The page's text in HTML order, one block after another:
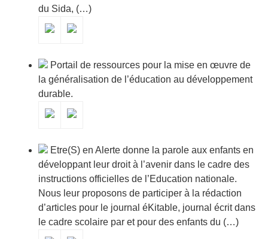
du Sida, (…)
Portail de ressources pour la mise en œuvre de
la généralisation de l’éducation au développement
durable.
Etre(S) en Alerte donne la parole aux enfants en
développant leur droit à l’avenir dans le cadre des
instructions officielles de l’Education nationale.
Nous leur proposons de participer à la rédaction
d’articles pour le journal éKitable, journal écrit dans
le cadre scolaire par et pour des enfants du (…)